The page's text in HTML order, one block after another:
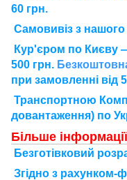
60 грн.
Самовивіз з
Кур'єром по Києву
500 грн.
при замовленні від
Транспортною
довантаження) по
Більше
Безготівковий
Згідно з рахунком-